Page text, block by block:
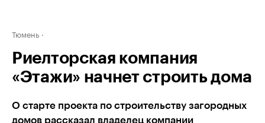
Тюмень
Риелторская компания
«Этажи» начнет строить дома
О старте проекта по строительству загородных
домов рассказал владелец компании